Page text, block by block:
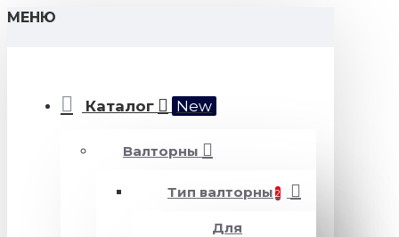
МЕНЮ
Каталог New
Валторны
Тип валторны 2
Для